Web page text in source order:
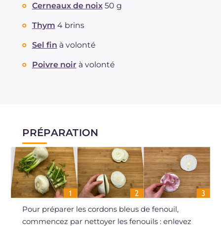
Cerneaux de noix 50 g
Thym 4 brins
Sel fin à volonté
Poivre noir à volonté
PRÉPARATION
Pour préparer les cordons bleus de fenouil,
commencez par nettoyer les fenouils : enlevez